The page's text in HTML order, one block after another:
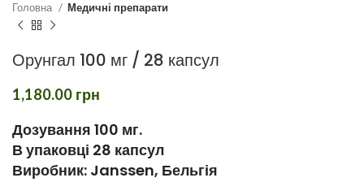
Головна Медичні препарати
Орунгал 100 мг / 28 капсул
1,180.00 грн
Дозування 100 мг.
В упаковці 28 капсул
Виробник: Janssen, Бельгія